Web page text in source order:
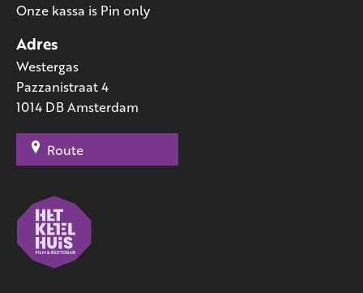
Adres
Westergas
Pazzanistraat 4
1014 DB Amsterdam
Route
Onze kassa is Pin only